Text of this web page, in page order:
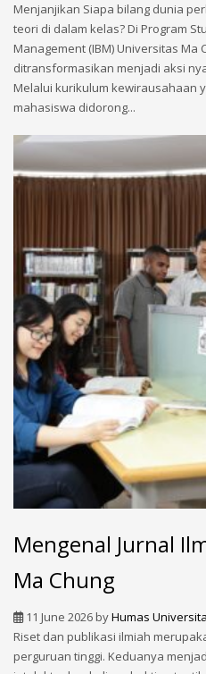
Menjanjikan Siapa bilang dunia
teori di dalam kelas? Di Program
Management (IBM) Universitas Ma
ditransformasikan menjadi aksi
Melalui kurikulum kewirausahaan
mahasiswa didorong...
Mengenal Jurnal
Ma Chung
11 June 2026byHumas
Riset dan publikasi ilmiah
perguruan tinggi. Keduanya